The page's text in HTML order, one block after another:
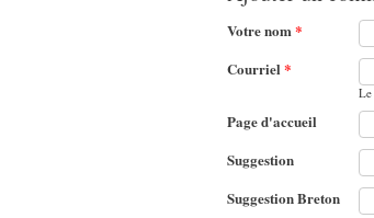
Votre nom*
Courriel *
Le
Page d'accueil
Suggestion
Suggestion Breton